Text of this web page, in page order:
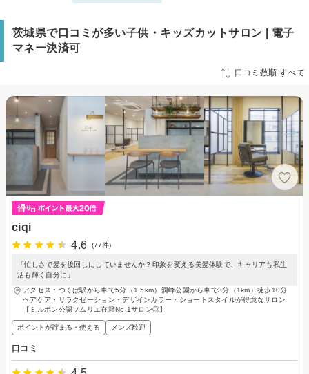
茨城県で口コミが多い子供・キッズカットサロン | 電子
マネー決済可
口コミ数順:すべて
ciqi
4.6
(77件)
「忙しさで髪を後回しにしていませんか？印象を変える美髪体験で、キャリアも私生
活も輝く自分に」
アクセス：つくば駅から車で5分（1.5km）洞峰公園から車で3分（1km）徒歩10分
ヘアケア・リラクゼーション・デザインカラー・ショートスタイルが得意なサロン
【ミルボン公認ソムリエ在籍No.1サロン◎】
ポイントが貯まる・使える メンズ歓迎
口コミ